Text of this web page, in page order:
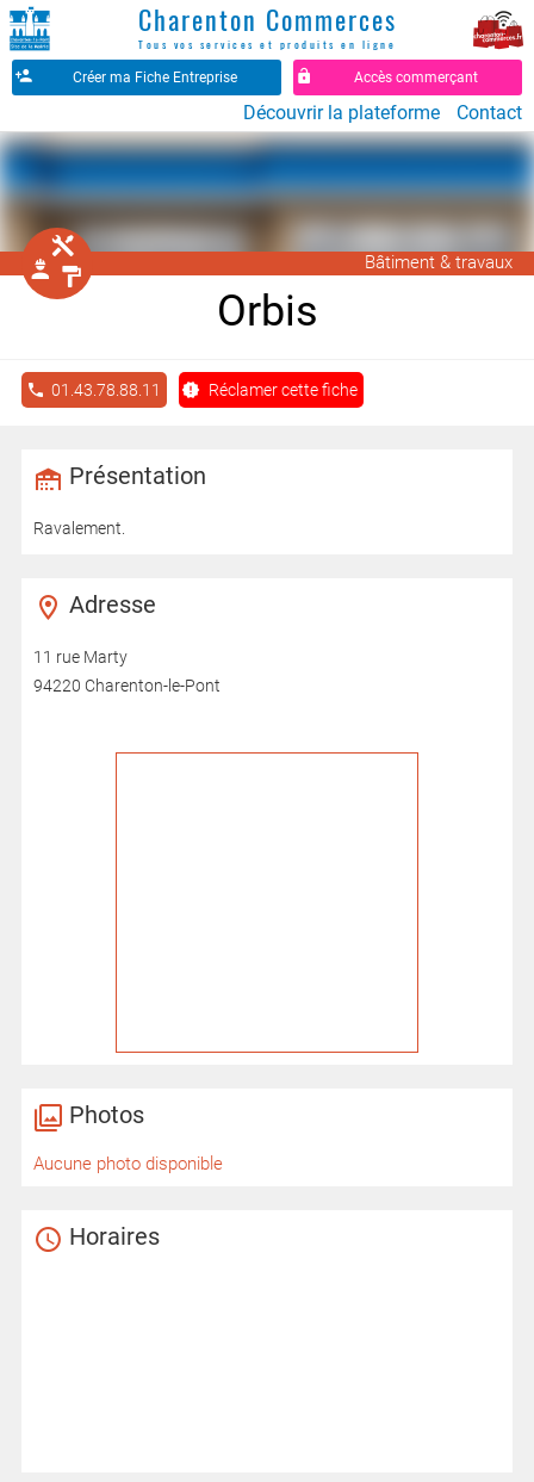
Charenton Commerces
Tous vos services et produits en ligne
Créer ma Fiche Entreprise Accès commerçant
Découvrir la plateforme Contact
󱁤
󰖵 󰉼
Bâtiment & travaux
Orbis
01.43.78.88.11 Réclamer cette fiche
Présentation
Ravalement.
Horaires
Adresse
11 rue Marty
94220 Charenton-le-Pont
Photos
Aucune photo disponible